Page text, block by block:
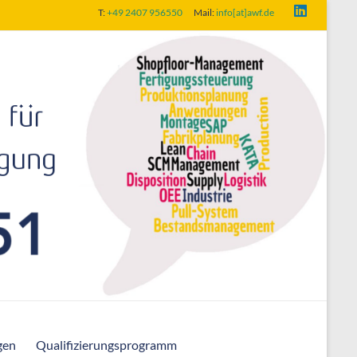
T:+49 2407 956550 Mail:info[at]awf.de
Qualifizierungsprogramm